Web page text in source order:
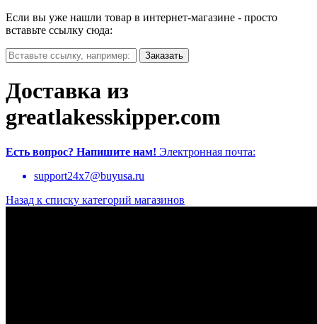
Если вы уже нашли товар в интернет-магазине - просто
вставьте ссылку сюда:
Доставка из
greatlakesskipper.com
Есть вопрос? Напишите нам! Электронная почта:
support24x7@buyusa.ru
Назад к списку категорий магазинов